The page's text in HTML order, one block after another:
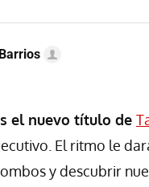
el nuevo título de
El ritmo le
y descubrir